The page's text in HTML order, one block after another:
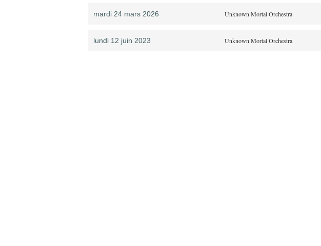
mardi 24 mars 2026 Unknown Mortal Orchestra
lundi 12 juin 2023 Unknown Mortal Orchestra